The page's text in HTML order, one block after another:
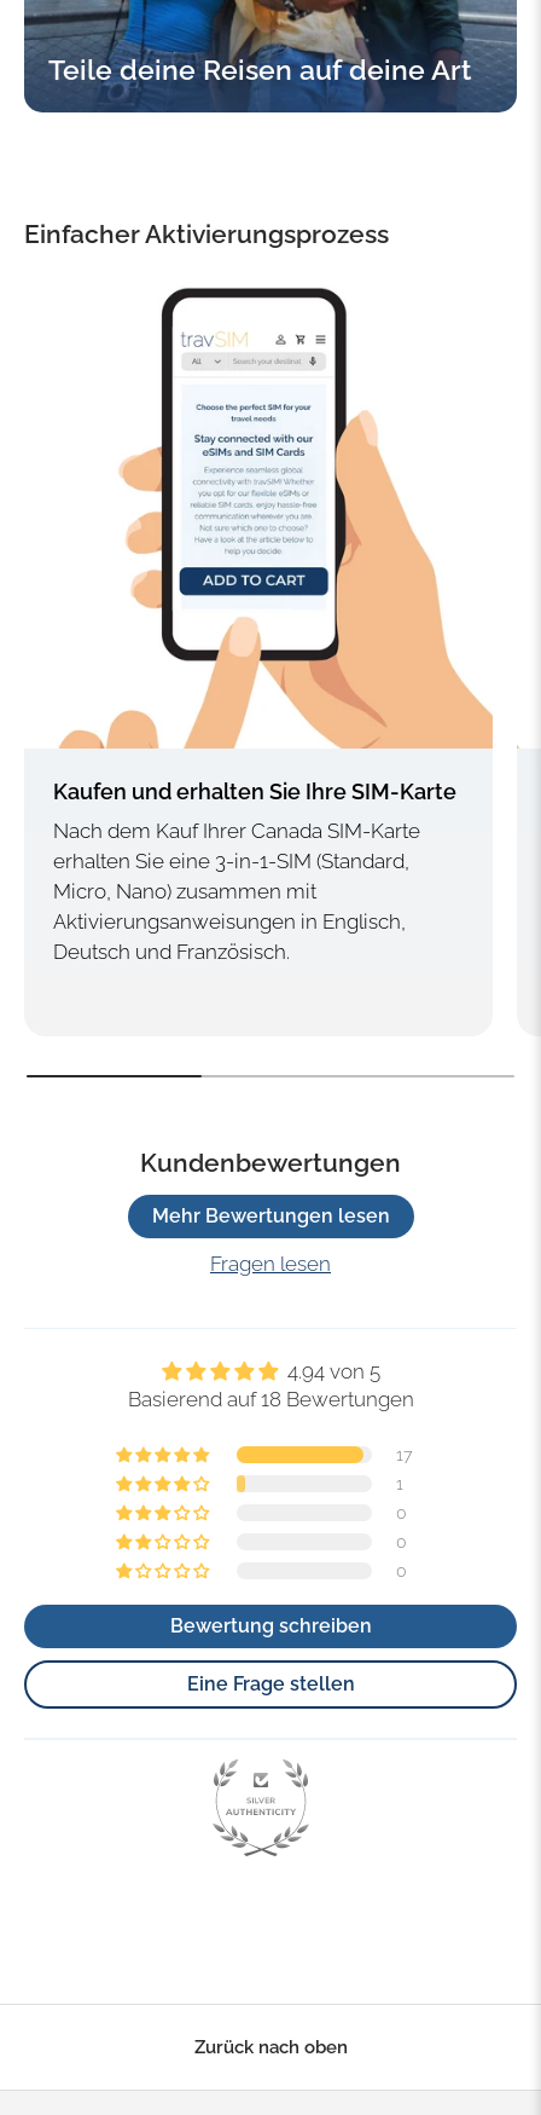
Teile deine Reisen auf deine Art
Einfacher Aktivierungsprozess
Kaufen und erhalten Sie Ihre SIM-Karte
Nach dem Kauf Ihrer Canada SIM-Karte
erhalten Sie eine 3-in-1-SIM (Standard,
Micro, Nano) zusammen mit
Aktivierungsanweisungen in Englisch,
Deutsch und Französisch.
Kundenbewertungen
Mehr Bewertungen lesen
Fragen lesen
4.94 von 5
Basierend auf 18 Bewertungen
17
1
0
0
0
Bewertung schreiben
Eine Frage stellen
Zurück nach oben